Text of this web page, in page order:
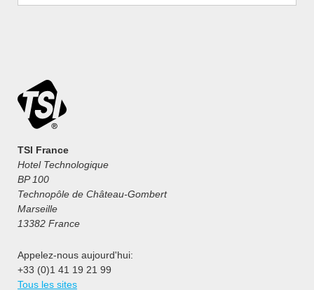
TSI France
Hotel Technologique
BP 100
Technopôle de Château-Gombert
Marseille
13382 France
Appelez-nous aujourd'hui:
+33 (0)1 41 19 21 99
Tous les sites